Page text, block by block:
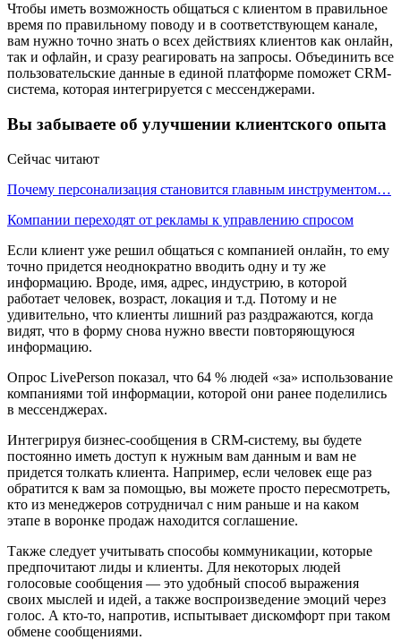
Чтобы иметь возможность общаться с клиентом в правильное
время по правильному поводу и в соответствующем канале,
вам нужно точно знать о всех действиях клиентов как онлайн,
так и офлайн, и сразу реагировать на запросы. Объединить все
пользовательские данные в единой платформе поможет CRM-
система, которая интегрируется с мессенджерами.
Вы забываете об улучшении клиентского опыта
Сейчас читают
Почему персонализация становится главным инструментом…
Компании переходят от рекламы к управлению спросом
Если клиент уже решил общаться с компанией онлайн, то ему
точно придется неоднократно вводить одну и ту же
информацию. Вроде, имя, адрес, индустрию, в которой
работает человек, возраст, локация и т.д. Потому и не
удивительно, что клиенты лишний раз раздражаются, когда
видят, что в форму снова нужно ввести повторяющуюся
информацию.
Опрос LivePerson показал, что 64 % людей «за» использование
компаниями той информации, которой они ранее поделились
в мессенджерах.
Интегрируя бизнес-сообщения в CRM-систему, вы будете
постоянно иметь доступ к нужным вам данным и вам не
придется толкать клиента. Например, если человек еще раз
обратится к вам за помощью, вы можете просто пересмотреть,
кто из менеджеров сотрудничал с ним раньше и на каком
этапе в воронке продаж находится соглашение.
Также следует учитывать способы коммуникации, которые
предпочитают лиды и клиенты. Для некоторых людей
голосовые сообщения — это удобный способ выражения
своих мыслей и идей, а также воспроизведение эмоций через
голос. А кто-то, напротив, испытывает дискомфорт при таком
обмене сообщениями.